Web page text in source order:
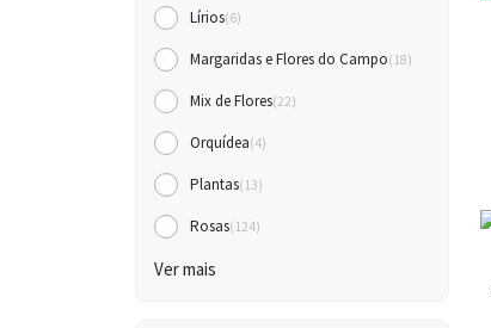
Lírios(6)
Margaridas e Flores do Campo(18)
Mix de Flores(22)
Orquídea(4)
Plantas(13)
Rosas(124)
Ver mais